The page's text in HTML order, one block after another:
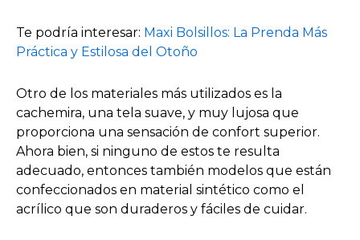
Te podría interesar: Maxi Bolsillos: La Prenda Más
Práctica y Estilosa del Otoño
Otro de los materiales más utilizados es la
cachemira, una tela suave, y muy lujosa que
proporciona una sensación de confort superior.
Ahora bien, si ninguno de estos te resulta
adecuado, entonces también modelos que están
confeccionados en material sintético como el
acrílico que son duraderos y fáciles de cuidar.